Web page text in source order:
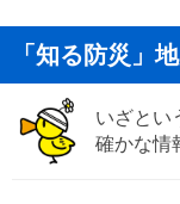
「知る防災」
いざとい
確かな情